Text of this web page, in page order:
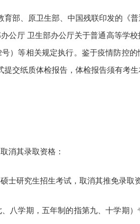
部、原卫生部、中国残联印发的《
公厅 卫生部办公厅关于普通高等学
）等相关规定执行。鉴于疫情防控
交纸质体检报告，体检报告须有考
消其录取资格：
士研究生招生考试，取消其推免录取
八学期，五年制的指第九、十学期